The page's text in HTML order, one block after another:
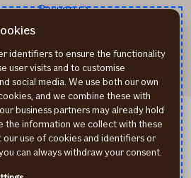
Расчеты
файлы (cookies)
личных данных
In English
identifiers to ensure the functionality
user visits and to customise
social media. We use both our own
and we combine these with
business partners may already hold
the information we collect with these
our use of cookies and identifiers or
can always withdraw your consent.